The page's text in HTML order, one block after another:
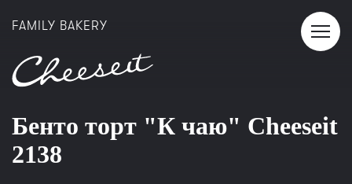
FAMILY BAKERY
Бенто торт "К чаю" Cheeseit
2138